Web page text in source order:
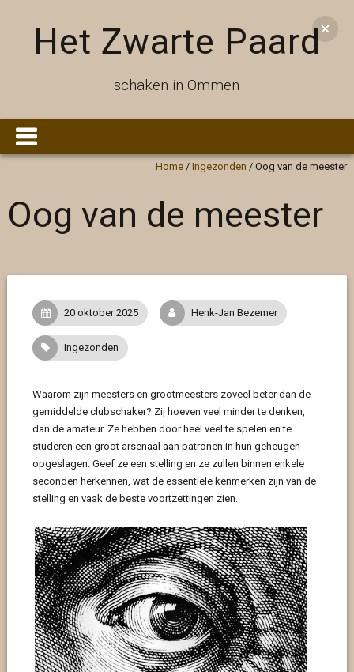
Het Zwarte Paard
schaken in Ommen
Home /Ingezonden /Oog van de meester
Oog van de meester
20 oktober 2025 Henk-Jan Bezemer
Ingezonden
Waarom zijn meesters en grootmeesters zoveel beter dan de
gemiddelde clubschaker? Zij hoeven veel minder te denken,
dan de amateur. Ze hebben door heel veel te spelen en te
studeren een groot arsenaal aan patronen in hun geheugen
opgeslagen. Geef ze een stelling en ze zullen binnen enkele
seconden herkennen, wat de essentiële kenmerken zijn van de
stelling en vaak de beste voortzettingen zien.